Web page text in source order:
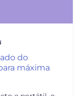
do
máxima